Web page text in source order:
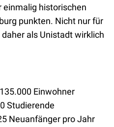
einmalig historischen
punkten. Nicht nur für
als Unistadt wirklich
Einwohner
Studierende
Neuanfänger pro Jahr